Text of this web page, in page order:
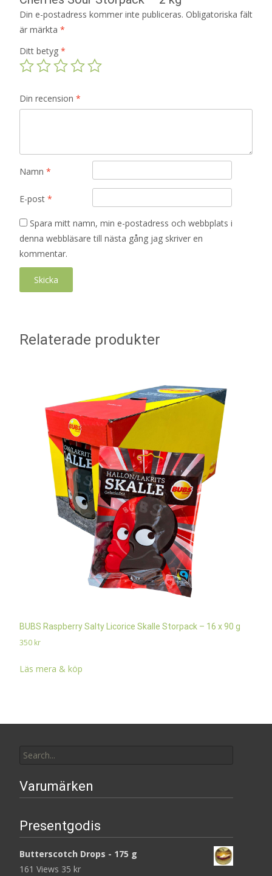
Din e-postadress kommer inte publiceras. Obligatoriska fält
är märkta *
Ditt betyg *
Din recension *
Namn *
E-post *
Spara mitt namn, min e-postadress och webbplats i
denna webbläsare till nästa gång jag skriver en
kommentar.
Relaterade produkter
BUBS Raspberry Salty Licorice Skalle Storpack – 16 x 90 g
350 kr
Läs mera & köp
for:
Varumärken
Presentgodis
Butterscotch Drops - 175 g
161 Views 35 kr